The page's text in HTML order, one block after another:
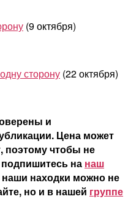
(9 октября)
сторону (22 октября)
и
Цена может
поэтому чтобы не
на наш
находки можно не
но и в нашей группе